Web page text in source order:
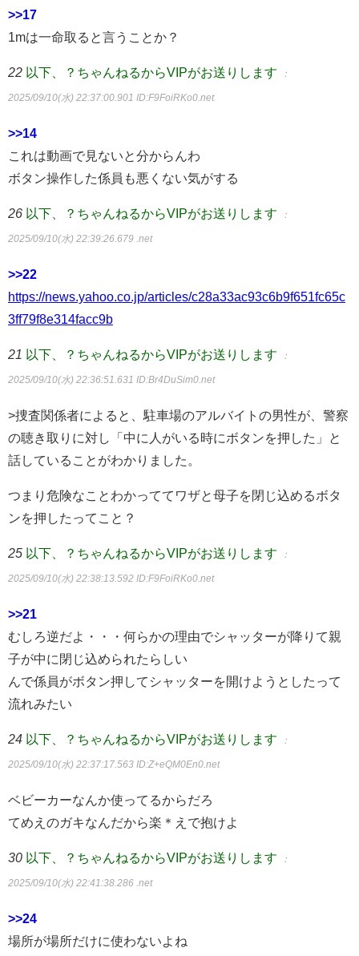
>>17
1mは一命取ると言うことか？
22 以下、？ちゃんねるからVIPがお送りします ：
2025/09/10(水) 22:37:00.901 ID:F9FoiRKo0.net
>>14
これは動画で見ないと分からんわ
ボタン操作した係員も悪くない気がする
26 以下、？ちゃんねるからVIPがお送りします ：
2025/09/10(水) 22:39:26.679 .net
>>22
https://news.yahoo.co.jp/articles/c28a33ac93c6b9f651fc65c
3ff79f8e314facc9b
21 以下、？ちゃんねるからVIPがお送りします ：
2025/09/10(水) 22:36:51.631 ID:Br4DuSim0.net
>捜査関係者によると、駐車場のアルバイトの男性が、警察
の聴き取りに対し「中に人がいる時にボタンを押した」と
話していることがわかりました。
つまり危険なことわかっててワザと母子を閉じ込めるボタ
ンを押したってこと？
25 以下、？ちゃんねるからVIPがお送りします ：
2025/09/10(水) 22:38:13.592 ID:F9FoiRKo0.net
>>21
むしろ逆だよ・・・何らかの理由でシャッターが降りて親
子が中に閉じ込められたらしい
んで係員がボタン押してシャッターを開けようとしたって
流れみたい
24 以下、？ちゃんねるからVIPがお送りします ：
2025/09/10(水) 22:37:17.563 ID:Z+eQM0En0.net
ベビーカーなんか使ってるからだろ
てめえのガキなんだから楽＊えで抱けよ
30 以下、？ちゃんねるからVIPがお送りします ：
2025/09/10(水) 22:41:38.286 .net
>>24
場所が場所だけに使わないよね